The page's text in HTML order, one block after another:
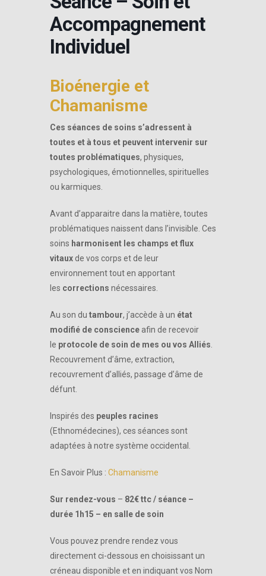
Accompagnement
Individuel
Bioénergie et
Chamanisme
Ces séances de soins s’adressent à
toutes et à tous et peuvent intervenir sur
toutes problématiques, physiques,
psychologiques, émotionnelles, spirituelles
ou karmiques.
Avant d’apparaitre dans la matière, toutes
problématiques naissent dans l’invisible. Ces
soins harmonisent les champs et flux
vitaux de vos corps et de leur
environnement tout en apportant
les corrections nécessaires.
Au son du tambour, j’accède à un état
modifié de conscience afin de recevoir
le protocole de soin de mes ou vos Alliés
Recouvrement d’âme, extraction,
recouvrement d’alliés, passage d’âme de
défunt.
Inspirés des peuples racines
(Ethnomédecines), ces séances sont
adaptées à notre système occidental.
En Savoir Plus : Chamanisme
Sur rendez-vous – 82€ ttc / séance –
durée 1h15 – en salle de soin
Vous pouvez prendre rendez vous
directement ci-dessous en choisissant un
créneau disponible et en indiquant vos Nom